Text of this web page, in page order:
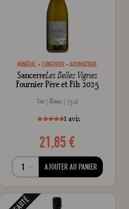
MINÉRAL LONGUEUR AROMATIQUE
SancerreLes Belles Vignes
Fournier Père et Fils 2025
Sec Blanc 75 cl
style="width:
% of100
1 avis
21,85 €
AJOUTER AU PANIER